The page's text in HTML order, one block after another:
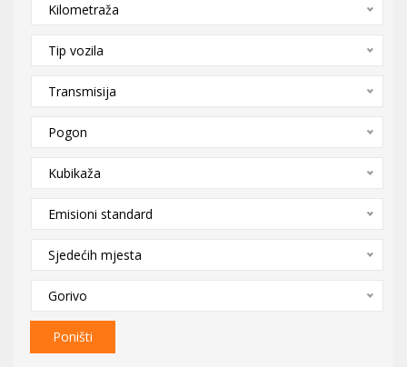
Kilometraža
Tip vozila
Transmisija
Pogon
Kubikaža
Emisioni standard
Sjedećih mjesta
Gorivo
Poništi